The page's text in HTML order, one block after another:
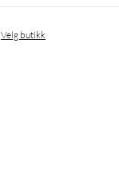
Velg butikk